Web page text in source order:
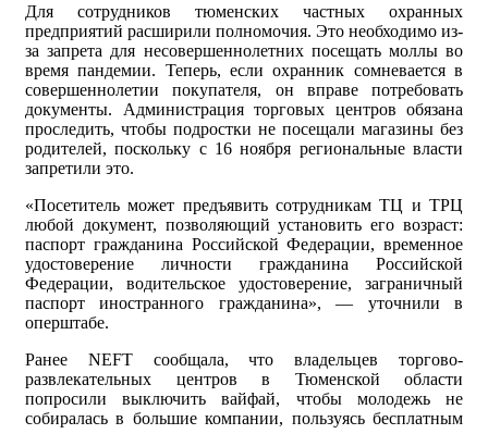
Для сотрудников тюменских частных охранных
предприятий расширили полномочия. Это необходимо из-
за запрета для несовершеннолетних посещать моллы во
время пандемии. Теперь, если охранник сомневается в
совершеннолетии покупателя, он вправе потребовать
документы. Администрация торговых центров обязана
проследить, чтобы подростки не посещали магазины без
родителей, поскольку с 16 ноября региональные власти
запретили это.
«Посетитель может предъявить сотрудникам ТЦ и ТРЦ
любой документ, позволяющий установить его возраст:
паспорт гражданина Российской Федерации, временное
удостоверение личности гражданина Российской
Федерации, водительское удостоверение, заграничный
паспорт иностранного гражданина», — уточнили в
оперштабе.
Ранее NEFT сообщала, что владельцев торгово-
развлекательных центров в Тюменской области
попросили выключить вайфай, чтобы молодежь не
собиралась в большие компании, пользуясь бесплатным